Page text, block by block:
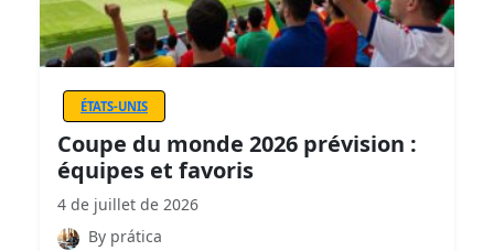
ÉTATS-UNIS
Coupe du monde 2026 prévision :
équipes et favoris
4 de juillet de 2026
By prática